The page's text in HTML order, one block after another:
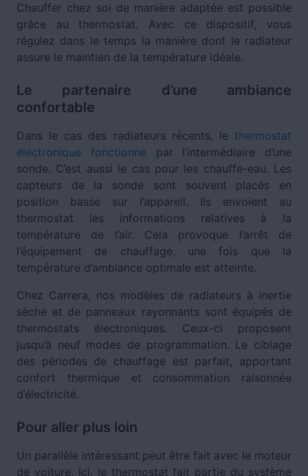
Chauffer chez soi de manière adaptée est possible
grâce au thermostat. Avec ce dispositif, vous
régulez dans le temps la manière dont le radiateur
assure le maintien de la température idéale.
Le partenaire d’une ambiance
confortable
Dans le cas des radiateurs récents, le thermostat
électronique fonctionne par l’intermédiaire d’une
sonde. C’est aussi le cas pour les chauffe-eau. Les
capteurs de la sonde sont souvent placés en
position basse sur l’appareil. Ils envoient au
thermostat les informations relatives à la
température de l’air. Cela provoque l’arrêt de
l’équipement de chauffage, une fois que la
température d’ambiance optimale est atteinte.
Chez Carrera, nos modèles de radiateurs à inertie
sèche et de panneaux rayonnants sont équipés de
thermostats électroniques. Ceux-ci proposent
jusqu’à neuf modes de programmation. Le ciblage
des périodes de chauffage est parfait, apportant
confort thermique et consommation raisonnée
d’électricité.
Pour aller plus loin
Un parallèle intéressant peut être fait avec le moteur
de voiture. Ici, le thermostat fait partie du système